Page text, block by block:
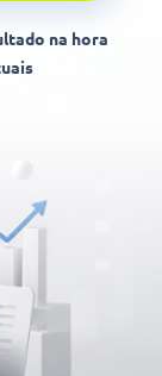
na hora